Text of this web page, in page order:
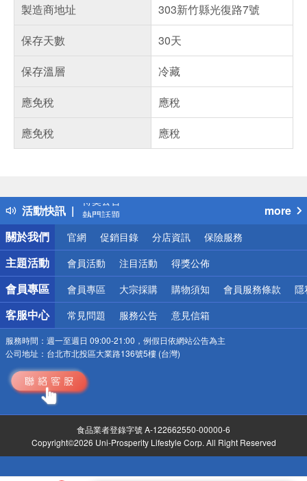
製造商地址
303新竹縣光復路7號
保存天數
30天
保存溫層
冷藏
應免稅
應稅
應免稅
應稅
活動快訊
得獎公告
熱門話題
銀行優惠
偏遠地區配送
詐騙網頁！請小心！
more
關於我們
官網 促銷目錄 分店資訊 保險服務
主題活動 會員活動 注目活動 得獎公佈
會員專區 會員專區 大宗採購 購物須知 會員服務條款 隱
客服中心 常見問題 服務公告 意見信箱
服務時間： 週一至週日 09:00-21:00，例假日依網站公告為主
公司地址： 台北市北投區大業路136號5樓 (台灣)
食品業者登錄字號 A-122662550-00000-6
Copyright©2026 Uni-Prosperity Lifestyle Corp. All Right Reserved